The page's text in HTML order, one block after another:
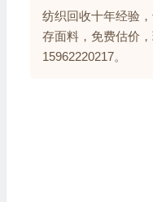
纺织回收十年经验
存面料，免费估价
15962220217。